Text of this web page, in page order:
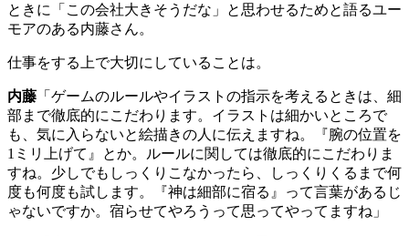
ときに「この会社大きそうだな」と思わせるためと語るユー
モアのある内藤さん。
仕事をする上で大切にしていることは。
内藤 「ゲームのルールやイラストの指示を考えるときは、細
部まで徹底的にこだわります。イラストは細かいところで
も、気に入らないと絵描きの人に伝えますね。『腕の位置を
1 ミリ上げて』とか。ルールに関しては徹底的にこだわりま
すね。少しでもしっくりこなかったら、しっくりくるまで何
度も何度も試します。『神は細部に宿る』って言葉があるじ
ゃないですか。宿らせてやろうって思ってやってますね」